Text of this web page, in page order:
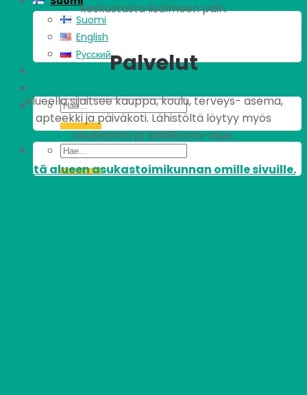
Suomi
English
Pусский
keskustasta Iisalmeen päin.
Palvelut
Alueella sijaitsee kauppa, koulu, terveys- asema,
apteekki ja päiväkoti. Lähistöltä löytyy myös
sivukirjasto ja lähiliikunta-alue.
Tästä alueen asukastoimikunnan omille sivuille.